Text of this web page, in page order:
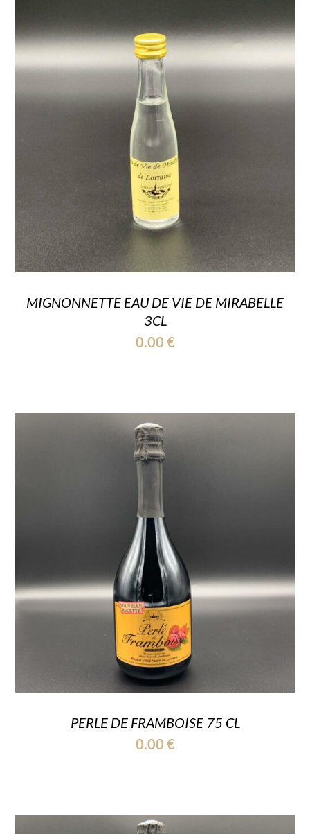
MIGNONNETTE EAU DE VIE DE MIRABELLE
3CL
0.00 €
PERLE DE FRAMBOISE 75 CL
0.00 €